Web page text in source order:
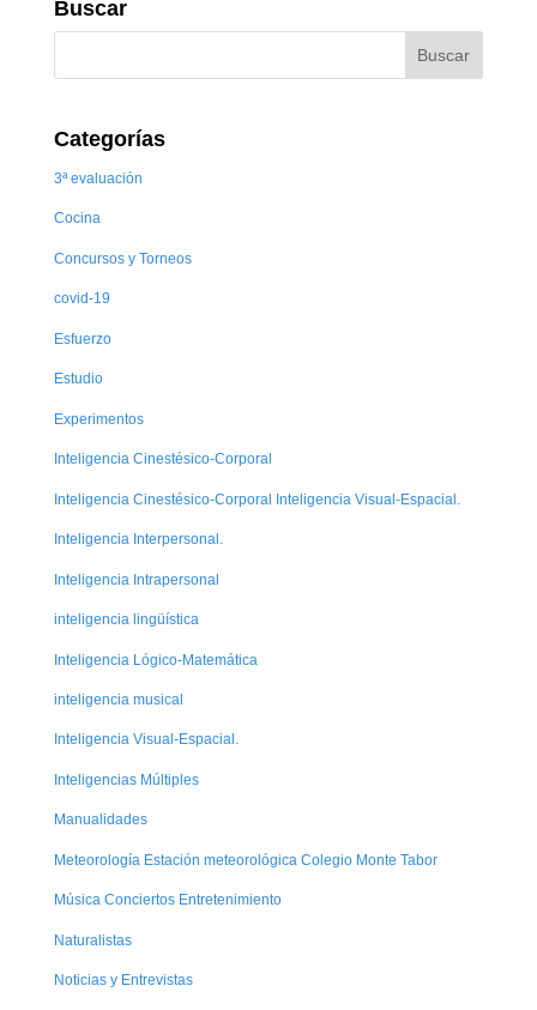
Buscar
Categorías
3ª evaluación
Cocina
Concursos y Torneos
covid-19
Esfuerzo
Estudio
Experimentos
Inteligencia Cinestésico-Corporal
Inteligencia Cinestésico-Corporal Inteligencia Visual-Espacial.
Inteligencia Interpersonal.
Inteligencia Intrapersonal
inteligencia lingüística
Inteligencia Lógico-Matemática
inteligencia musical
Inteligencia Visual-Espacial.
Inteligencias Múltiples
Manualidades
Meteorología Estación meteorológica Colegio Monte Tabor
Música Conciertos Entretenimiento
Naturalistas
Noticias y Entrevistas